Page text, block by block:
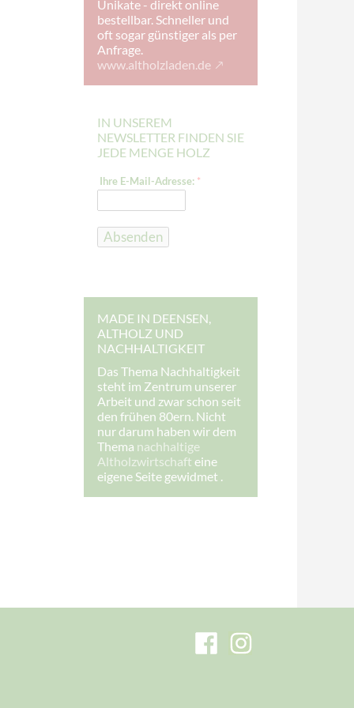
Unikate - direkt online
bestellbar. Schneller und
oft sogar günstiger als per
Anfrage.
www.altholzladen.de
IN UNSEREM
NEWSLETTER FINDEN SIE
JEDE MENGE HOLZ
-
a
-
s
e
:
*
Ihre E-Mail-Adresse: *
Absenden
MADE IN DEENSEN,
ALTHOLZ UND
NACHHALTIGKEIT
Das Thema Nachhaltigkeit
steht im Zentrum unserer
Arbeit und zwar schon seit
den frühen 80ern. Nicht
nur darum haben wir dem
Thema nachhaltige
Altholzwirtschaft eine
eigene Seite gewidmet .